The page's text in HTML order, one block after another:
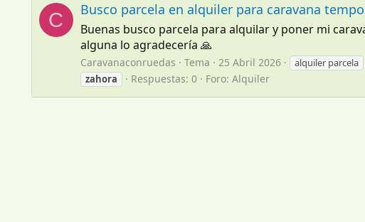
C Busco parcela en alquiler para caravana
Buenas busco parcela para alquilar y poner mi
alguna lo agradecería 🙏
Caravanaconruedas Tema 25 Abril 2026 alquiler parcela
zahora
Respuestas: 0 Foro: Alquiler